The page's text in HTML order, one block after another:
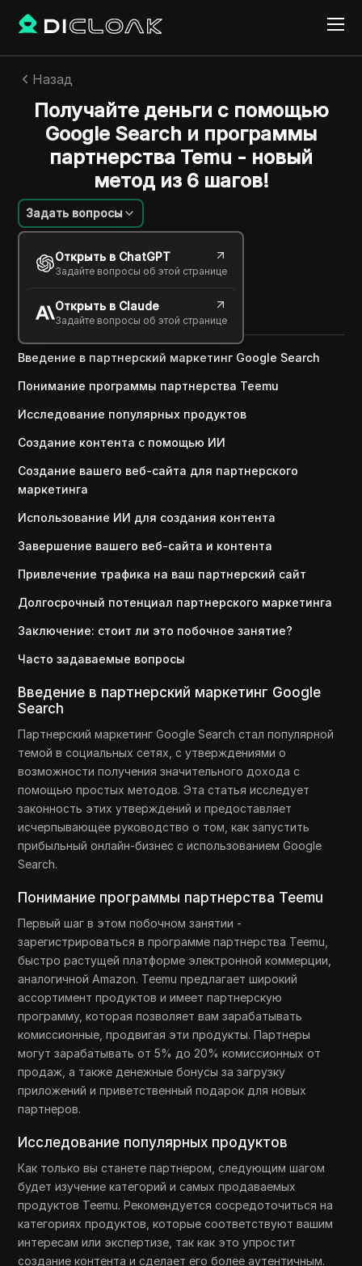
Назад
Получайте деньги с помощью
Google Search и программы
партнерства Temu - новый
метод из 6 шагов!
Задать вопросы
Открыть в ChatGPT
Задайте вопросы об этой странице
Открыть в Claude
Задайте вопросы об этой странице
Екатерина Иванова
03 мая 2025 2 минут
Copy Link
Введение в партнерский маркетинг Google Search
Понимание программы партнерства Teemu
Исследование популярных продуктов
Создание контента с помощью ИИ
Создание вашего веб-сайта для партнерского
маркетинга
Использование ИИ для создания контента
Завершение вашего веб-сайта и контента
Привлечение трафика на ваш партнерский сайт
Долгосрочный потенциал партнерского маркетинга
Заключение: стоит ли это побочное занятие?
Часто задаваемые вопросы
Введение в партнерский маркетинг Google
Search
Партнерский маркетинг Google Search стал популярной
темой в социальных сетях, с утверждениями о
возможности получения значительного дохода с
помощью простых методов. Эта статья исследует
законность этих утверждений и предоставляет
исчерпывающее руководство о том, как запустить
прибыльный онлайн-бизнес с использованием Google
Search.
Понимание программы партнерства Teemu
Первый шаг в этом побочном занятии -
зарегистрироваться в программе партнерства Teemu,
быстро растущей платформе электронной коммерции,
аналогичной Amazon. Teemu предлагает широкий
ассортимент продуктов и имеет партнерскую
программу, которая позволяет вам зарабатывать
комиссионные, продвигая эти продукты. Партнеры
могут зарабатывать от 5% до 20% комиссионных от
продаж, а также денежные бонусы за загрузку
приложений и приветственный подарок для новых
партнеров.
Исследование популярных продуктов
Как только вы станете партнером, следующим шагом
будет изучение категорий и самых продаваемых
продуктов Teemu. Рекомендуется сосредоточиться на
категориях продуктов, которые соответствуют вашим
интересам или экспертизе, так как это упростит
создание контента и сделает его более аутентичным.